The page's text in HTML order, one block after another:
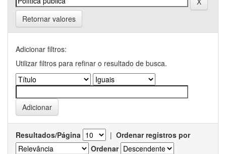
Retornar valores
Adicionar filtros:
Utilizar filtros para refinar o resultado de busca.
Resultados/Página | Ordenar registros por
Ordenar